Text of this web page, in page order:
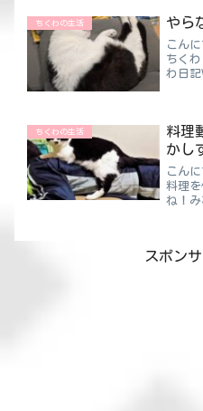
め、
ん。
ちくわの生活 やら
こん
ちく
わ日
けど
ちくわの生活
料理
かし
こん
料理
ね！
とか
きそ
スポン